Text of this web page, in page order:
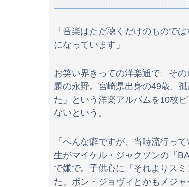
【画像】ヤリチンは必ず1～3を選ぶ
【悲報】内田りこ「社会に戻りたいで
【動画】ブラジルの女子フットサル
【画像】今週の咲-Saki-、役満炸裂で大
「音楽はただ聴くだけのもので
になっています」
お笑い界きっての洋楽通で、そ
題の永野。宮崎県出身の49歳、
た」という洋楽アルバムを10枚
ないという。
「へんな癖ですが、当時流行っ
生がマイケル・ジャクソンの『
で嫌で。子供心に『それよりス
た。ボン・ジョヴィとかもメジャ